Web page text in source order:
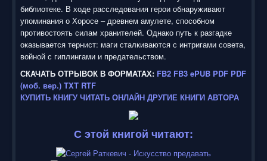
библиотеке. В ходе расследования герои обнаруживают
упоминания о Хоросе – древнем амулете, способном
противостоять силам хранителей. Однако путь к разгадке
оказывается тернист: маги сталкиваются с интригами совета,
войной с гиплингами и предательством.
СКАЧАТЬ ОТРЫВОК В ФОРМАТАХ: FB2 FB3 ePUB PDF PDF
(моб. вер.) TXT RTF
КУПИТЬ КНИГУ ЧИТАТЬ ОНЛАЙН ДРУГИЕ КНИГИ АВТОРА
С этой книгой читают: